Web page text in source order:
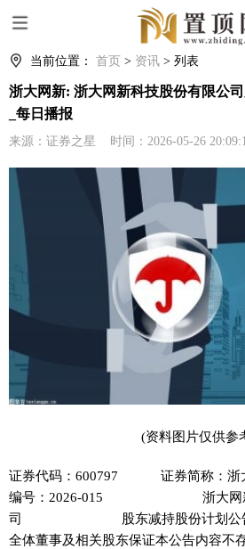
当前位置： 首页 > 资讯 > 列表
浙大网新: 浙大网新科技股份有限公
_每日播报
来源：证券之星 时间：2026-05-26
(资料图片仅供参
证券代码：600797 证券简
编号：2026-015 浙大网新科
司 股东减持股份计划公告
全体董事及相关股东保证本公告内容不